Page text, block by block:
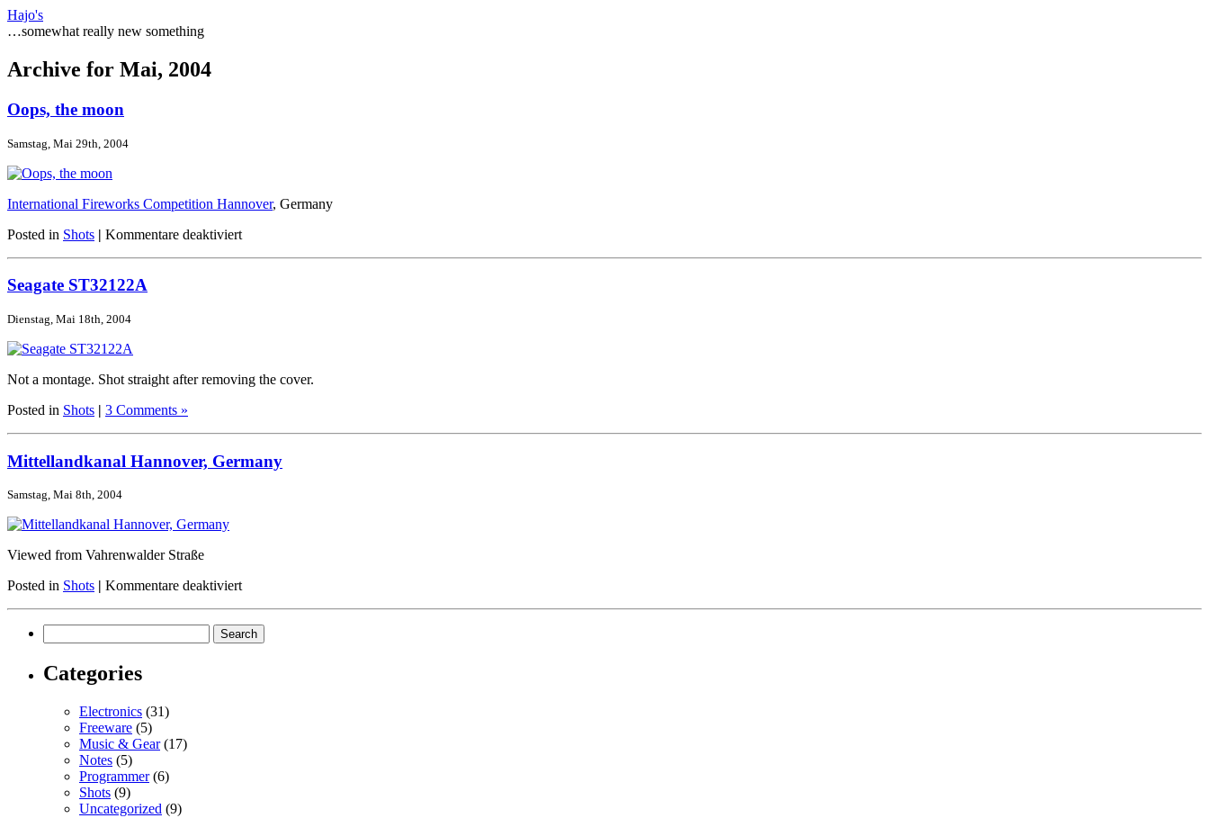
Hajo's
…somewhat really new something
Archive for Mai, 2004
Oops, the moon
Samstag, Mai 29th, 2004
International Fireworks Competition Hannover, Germany
Posted in Shots | Kommentare deaktiviertfür
Seagate ST32122A
Dienstag, Mai 18th, 2004
Not a montage. Shot straight after removing the cover.
Posted in Shots | 3 Comments »
Mittellandkanal Hannover, Germany
Samstag, Mai 8th, 2004
Viewed from Vahrenwalder Straße
Posted in Shots | Kommentare deaktiviertfür
Germany
Categories
Electronics (31)
Freeware (5)
Music & Gear(17)
Notes (5)
Programmer(6)
Shots (9)
Uncategorized (9)